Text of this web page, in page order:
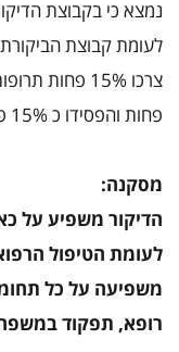
פחות והפסידו כ 15% פחות ימי עבודה.
מסקנה:
הדיקור משפיע על
לעומת הטיפול
משפיעה על כל
רופא, תפקוד